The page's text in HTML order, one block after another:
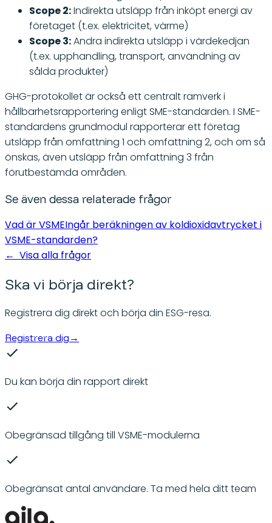
Scope 2:Indirekta utsläpp från inköpt energi av
företaget (t.ex. elektricitet, värme)
Scope 3:Andra indirekta utsläpp i värdekedjan
(t.ex. upphandling, transport, användning av
sålda produkter)
GHG-protokollet är också ett centralt ramverk i
hållbarhetsrapportering enligt SME-standarden. I SME-
standardens grundmodul rapporterar ett företag
utsläpp från omfattning 1 och omfattning 2, och om så
önskas, även utsläpp från omfattning 3 från
förutbestämda områden.
Se även dessa relaterade frågor
Vad är VSMEIngår beräkningen av koldioxidavtrycket i
VSME-standarden?
← Visa alla frågor
Ska vi börja direkt?
Registrera dig direkt och börja din ESG-resa.
Registrera dig →
Du kan börja din rapport direkt
Obegränsad tillgång till VSME-modulerna
Obegränsat antal användare. Ta med hela ditt team